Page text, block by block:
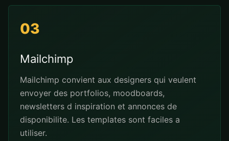
03
Mailchimp
Mailchimp convient aux designers qui veulent
envoyer des portfolios, moodboards,
newsletters d inspiration et annonces de
disponibilite. Les templates sont faciles a
utiliser.